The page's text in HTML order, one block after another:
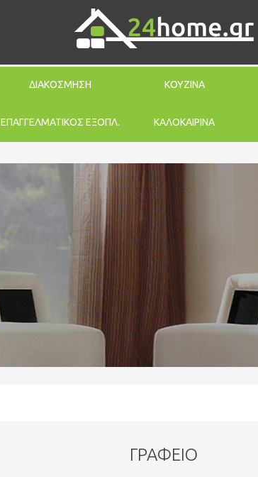
ΔΙΑΚΟΣΜΗΣΗ ΚΟΥΖΙΝΑ
ΕΠΑΓΓΕΛΜΑΤΙΚΟΣ ΕΞΟΠΛ. ΚΑΛΟΚΑΙΡΙΝΑ
ΓΡΑΦΕΊΟ